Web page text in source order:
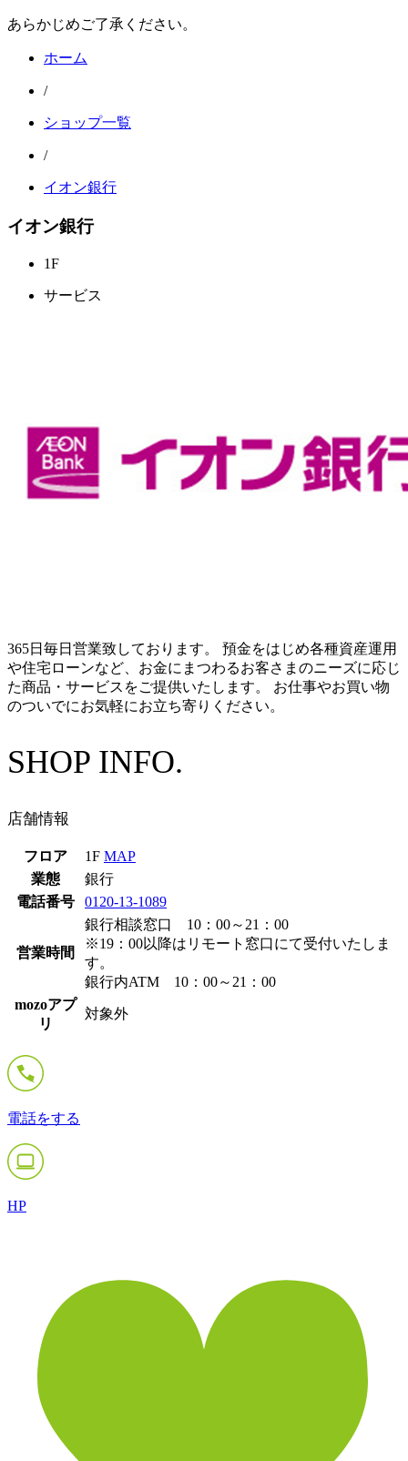
あらかじめご了承ください。
ホーム
/
ショップ一覧
/
イオン銀行
イオン銀行
1F
サービス
365日毎日営業致しております。 預金をはじめ各種資産運用
や住宅ローンなど、お金にまつわるお客さまのニーズに応じ
た商品・サービスをご提供いたします。 お仕事やお買い物
のついでにお気軽にお立ち寄りください。
SHOP INFO.
店舗情報
フロア 1F MAP
業態
銀行
電話番号
0120-13-1089
営業時間
銀行相談窓口 10：00～21：00
※19：00以降はリモート窓口にて受付いたしま
す。
銀行内ATM 10：00～21：00
mozoアプ
リ
対象外
電話をする
HP